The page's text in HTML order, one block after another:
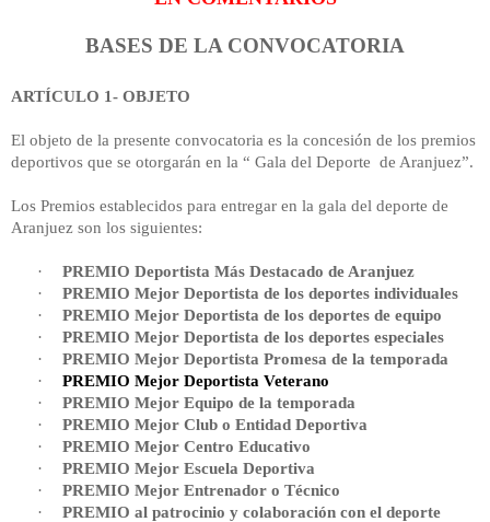
BASES DE LA CONVOCATORIA
ARTÍCULO 1- OBJETO
El objeto de la presente convocatoria es la concesión de los premios
deportivos que se otorgarán en la “ Gala del Deporte de Aranjuez”.
Los Premios establecidos para entregar en la gala del deporte de
Aranjuez son los siguientes:
·
PREMIO Deportista Más Destacado de Aranjuez
·
PREMIO Mejor Deportista de los deportes individuales
·
PREMIO Mejor Deportista de los deportes de equipo
·
PREMIO Mejor Deportista de los deportes especiales
·
PREMIO Mejor Deportista Promesa de la temporada
·
PREMIO Mejor Deportista Veterano
·
PREMIO Mejor Equipo de la temporada
·
PREMIO Mejor Club o Entidad Deportiva
·
PREMIO Mejor Centro Educativo
·
PREMIO Mejor Escuela Deportiva
·
PREMIO Mejor Entrenador o Técnico
·
PREMIO al patrocinio y colaboración con el deporte